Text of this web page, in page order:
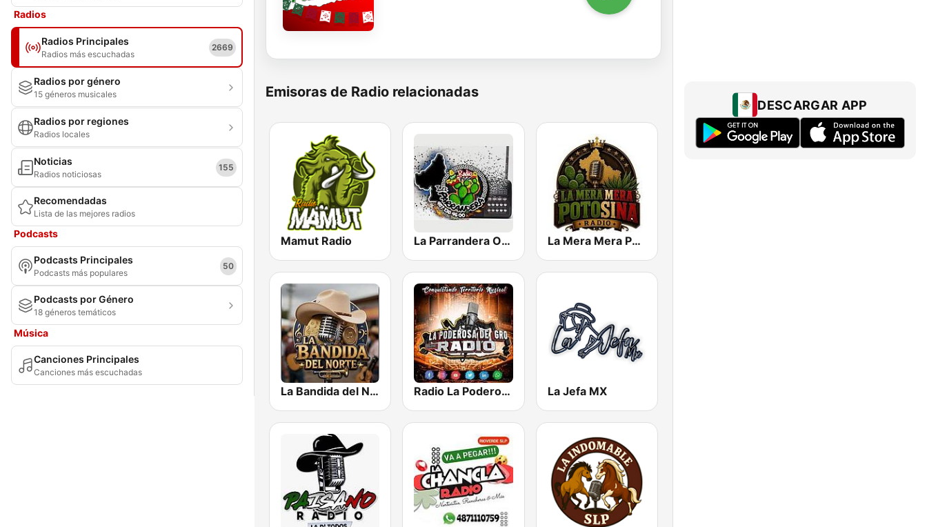
Radios
Radios Principales
Radios más escuchadas
2669
Radios por género
15 géneros musicales
Radios por regiones
Radios locales
Noticias
Radios noticiosas
155
Recomendadas
Lista de las mejores radios
Podcasts
Podcasts Principales
Podcasts más populares
50
Podcasts por Género
18 géneros temáticos
Música
Canciones Principales
Canciones más escuchadas
Emisoras de Radio relacionadas
Mamut Radio La Parrandera Oficial La Mera Mera Potosina
La Bandida del Norte Radio La Poderosa De Gro La Jefa MX
DESCARGAR APP